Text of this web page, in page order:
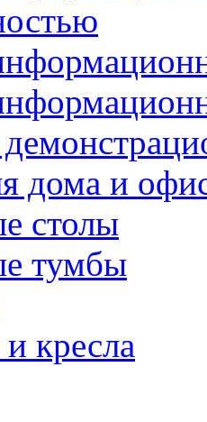
дома и
столы
тумбы
кресла